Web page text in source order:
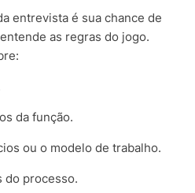
entrevista é sua chance de
as regras do jogo.
da função.
ou o modelo de trabalho.
do processo.